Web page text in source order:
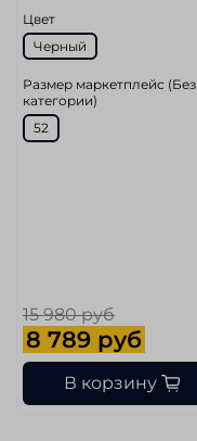
Цвет
Черный
Размер маркетплейс (Без
категории)
52
15 980 руб
8 789 руб
В корзину